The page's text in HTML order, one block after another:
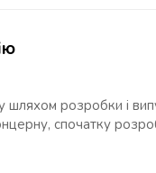
шляхом розробки і
спочатку